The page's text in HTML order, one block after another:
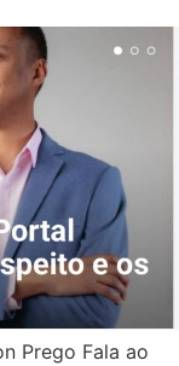
Prego Fala ao